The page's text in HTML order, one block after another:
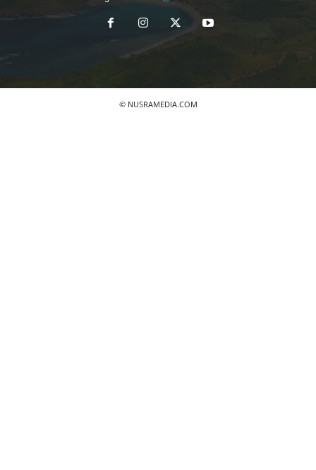
© NUSRAMEDIA.COM